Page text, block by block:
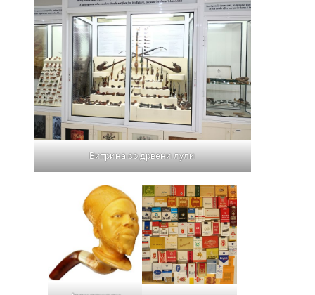
Витрина со дрвени лули